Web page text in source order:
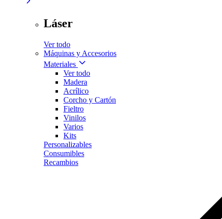
Láser
Ver todo
Máquinas y Accesorios
Materiales
Ver todo
Madera
Acrílico
Corcho y Cartón
Fieltro
Vinilos
Varios
Kits
Personalizables
Consumibles
Recambios